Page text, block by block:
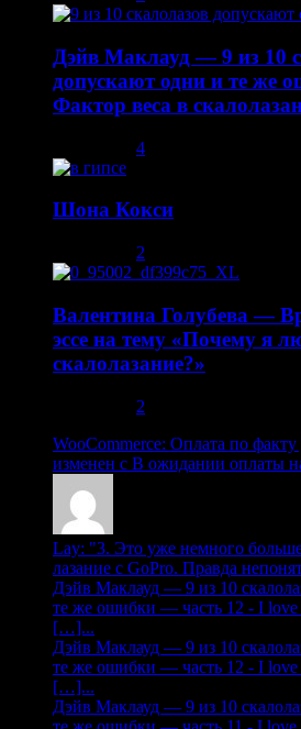
Дэйв Маклауд — 9 из 10
допускают одни и те же
Фактор веса в
4
Шона Кокси
2
Валентина Голубева —
эссе на тему «Почему я
скалолазание?»
2
WooCommerce: Оплата по факту
изменен с В ожидании оплаты
Lay: "3. Это уже немного
лазание с GoPro. Правда
Дэйв Маклауд — 9 из 10
те же ошибки — часть 12 - I
[…]...
Дэйв Маклауд — 9 из 10
те же ошибки — часть 12 - I
[…]...
Дэйв Маклауд — 9 из 10